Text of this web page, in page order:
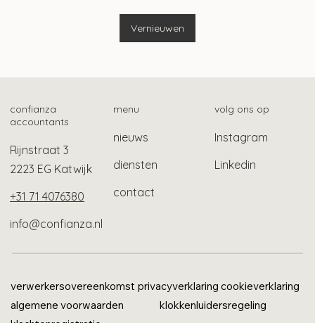
gevluchte Oekraïners
Vernieuwen
confianza
accountants
Rijnstraat 3
2223 EG Katwijk
+31 71 4076380
info@confianza.nl
menu
nieuws
diensten
contact
volg ons op
Instagram
Linkedin
verwerkersovereenkomst privacyverklaring cookieverklaring
algemene voorwaarden
klokkenluidersregeling